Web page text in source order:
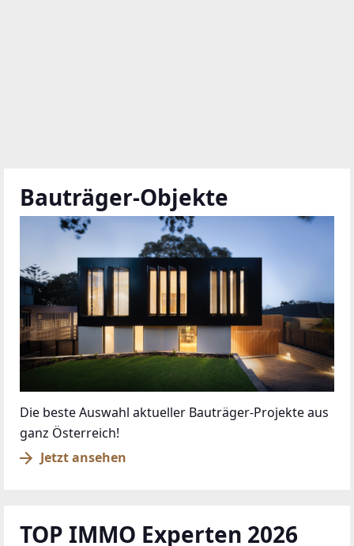
Bauträger-Objekte
Die beste Auswahl aktueller Bauträger-Projekte aus
ganz Österreich!
Jetzt ansehen
TOP IMMO Experten 2026